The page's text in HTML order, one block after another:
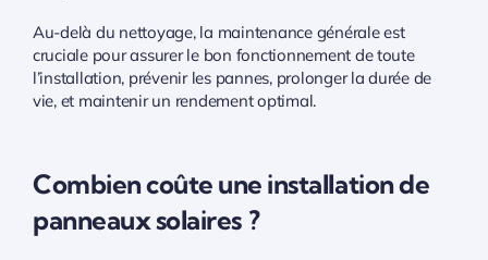
Au-delà du nettoyage, la maintenance générale est
cruciale pour assurer le bon fonctionnement de toute
l’installation, prévenir les pannes, prolonger la durée de
vie, et maintenir un rendement optimal.
Combien coûte une installation de
panneaux solaires ?